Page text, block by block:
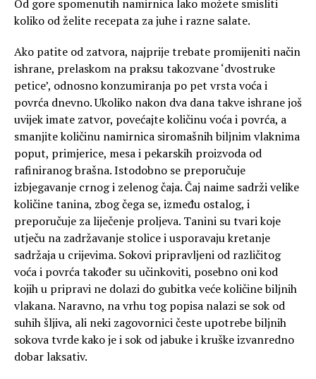
Od gore spomenutih namirnica lako možete smisliti
koliko od želite recepata za juhe i razne salate.
Ako patite od zatvora, najprije trebate promijeniti način
ishrane, prelaskom na praksu takozvane ‘dvostruke
petice’, odnosno konzumiranja po pet vrsta voća i
povrća dnevno. Ukoliko nakon dva dana takve ishrane još
uvijek imate zatvor, povećajte količinu voća i povrća, a
smanjite količinu namirnica siromašnih biljnim vlaknima
poput, primjerice, mesa i pekarskih proizvoda od
rafiniranog brašna. Istodobno se preporučuje
izbjegavanje crnog i zelenog čaja. Čaj naime sadrži velike
količine tanina, zbog čega se, između ostalog, i
preporučuje za liječenje proljeva. Tanini su tvari koje
utječu na zadržavanje stolice i usporavaju kretanje
sadržaja u crijevima. Sokovi pripravljeni od različitog
voća i povrća također su učinkoviti, posebno oni kod
kojih u pripravi ne dolazi do gubitka veće količine biljnih
vlakana. Naravno, na vrhu tog popisa nalazi se sok od
suhih šljiva, ali neki zagovornici česte upotrebe biljnih
sokova tvrde kako je i sok od jabuke i kruške izvanredno
dobar laksativ.